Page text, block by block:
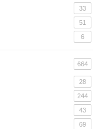
33
51
6
664
28
244
43
69